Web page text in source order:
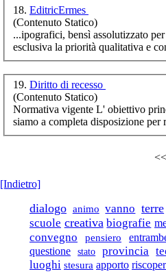
18. EditricErmes
(Contenuto Statico)
esclusiva la priorità qualitativa e
19. Diritto di recesso
(Contenuto Statico)
Normativa vigente L' obiettivo princiaple di EditricErmes Srl è la soddisfazione del cliente, pertanto
siamo a completa disposizione
[Indietro]
dialogo animo vanno terre
scuole creativa biografie
convegno pensiero
questione stato provincia
luoghi stesura apporto